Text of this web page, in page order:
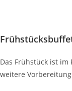
Das Frühstück ist im
weitere